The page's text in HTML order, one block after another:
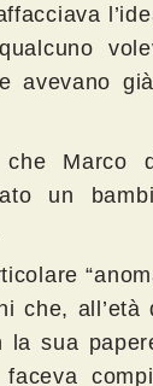
avevano
che Marco
un
che, all’età
la sua